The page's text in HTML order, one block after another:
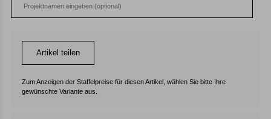
Artikel teilen
Zum Anzeigen der Staffelpreise für diesen Artikel, wählen Sie bitte Ihre
gewünschte Variante aus.